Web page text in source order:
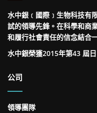
水中銀﹝國際﹞生物科技有
試的領導先鋒。在科學和商
和履行社會責任的信念結合
水中銀榮獲2015年第43 屆
公司
領導團隊